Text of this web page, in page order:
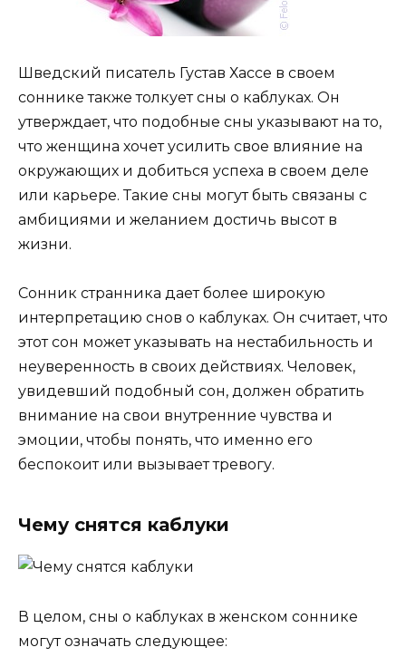
Шведский писатель Густав Хассе в своем
соннике также толкует сны о каблуках. Он
утверждает, что подобные сны указывают на то,
что женщина хочет усилить свое влияние на
окружающих и добиться успеха в своем деле
или карьере. Такие сны могут быть связаны с
амбициями и желанием достичь высот в
жизни.
Сонник странника дает более широкую
интерпретацию снов о каблуках. Он считает, что
этот сон может указывать на нестабильность и
неуверенность в своих действиях. Человек,
увидевший подобный сон, должен обратить
внимание на свои внутренние чувства и
эмоции, чтобы понять, что именно его
беспокоит или вызывает тревогу.
Чему снятся каблуки
В целом, сны о каблуках в женском соннике
могут означать следующее: